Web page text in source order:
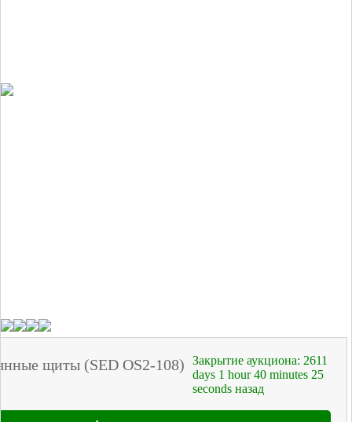
щиты (SED OS2-108) Закрытие аукциона: 2611
days 1 hour40 minutes 25
seconds назад